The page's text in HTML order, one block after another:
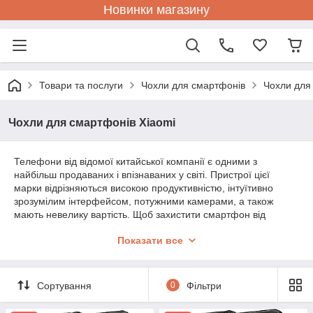
Новинки магазину
Товари та послуги Чохли для смартфонів Чохли
Чохли для смартфонів Xiaomi
Телефони від відомої китайської компанії є одними з
найбільш продаваних і впізнаваних у світі. Пристрої цієї
марки відрізняються високою продуктивністю, інтуїтивно
зрозумілим інтерфейсом, потужними камерами, а також
мають невелику вартість. Щоб захистити смартфон від
необхідно придбати спеціальний чохол. У
тому ви без праці зможете знайти підходящий варіант.
Бампер на телефон Ксиоми — стильний
аксесуар і якісна захист
Показати все
Сортування 0 Фільтри